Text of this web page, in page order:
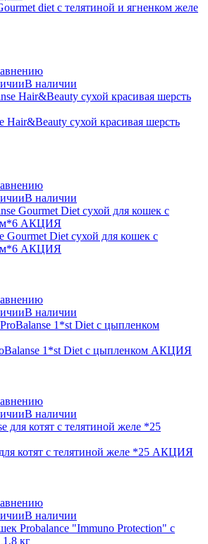
diet с телятиной и ягненком желе
В наличии
Hair&Beauty сухой красивая шерсть
В наличии
Gourmet Diet сухой для кошек c
АКЦИЯ
В наличии
1*st Diet с цыпленком АКЦИЯ
В наличии
котят с телятиной желе *25 АКЦИЯ
В наличии